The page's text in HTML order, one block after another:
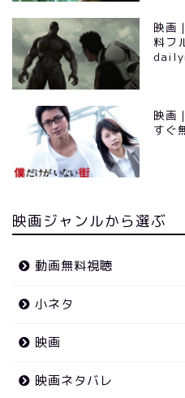
映画
料フ
映画
すぐ
映画ジャンルから選ぶ
動画無料視聴
小ネタ
映画
映画ネタバレ